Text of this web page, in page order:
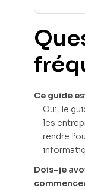
Ce guide
Oui, le
les
rendre
Dois-je